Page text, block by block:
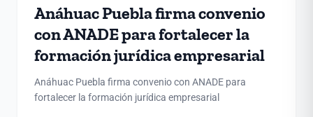
Anáhuac Puebla firma convenio
con ANADE para fortalecer la
formación jurídica empresarial
Anáhuac Puebla firma convenio con ANADE para
fortalecer la formación jurídica empresarial